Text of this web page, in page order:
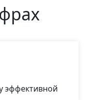
эффективной